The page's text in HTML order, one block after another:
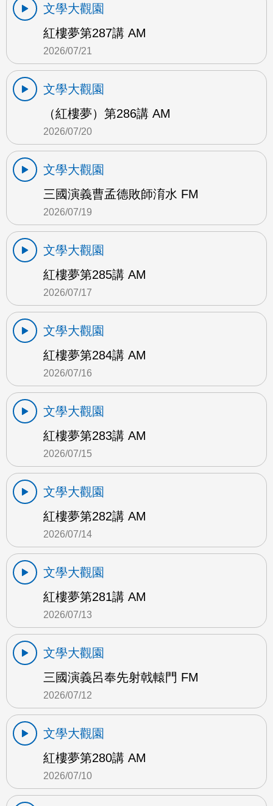
文學大觀園
紅樓夢第287講 AM
2026/07/21
文學大觀園
（紅樓夢）第286講 AM
2026/07/20
文學大觀園
三國演義曹孟德敗師淯水 FM
2026/07/19
文學大觀園
紅樓夢第285講 AM
2026/07/17
文學大觀園
紅樓夢第284講 AM
2026/07/16
文學大觀園
紅樓夢第283講 AM
2026/07/15
文學大觀園
紅樓夢第282講 AM
2026/07/14
文學大觀園
紅樓夢第281講 AM
2026/07/13
文學大觀園
三國演義呂奉先射戟轅門 FM
2026/07/12
文學大觀園
紅樓夢第280講 AM
2026/07/10